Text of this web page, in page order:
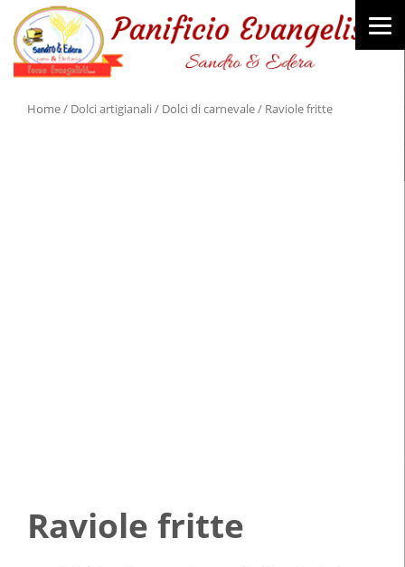
Home/ Dolci artigianali/ Dolci di carnevale/ Raviole fritte
Raviole fritte